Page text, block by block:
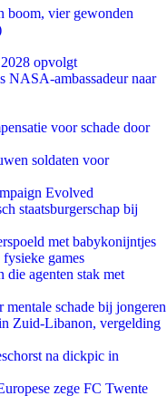
boom, vier gewonden
opvolgt
NASA-ambassadeur naar
voor schade door
soldaten voor
Evolved
staatsburgerschap bij
met babykonijntjes
games
agenten stak met
schade bij jongeren
Zuid-Libanon, vergelding
na dickpic in
zege FC Twente